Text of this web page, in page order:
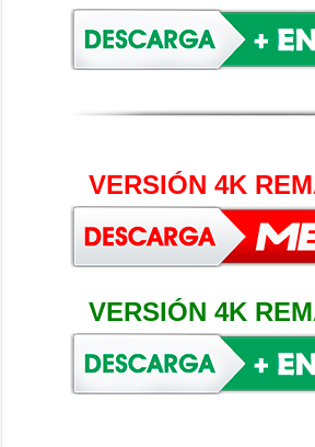
VERSIÓN 4K
VERSIÓN 4K